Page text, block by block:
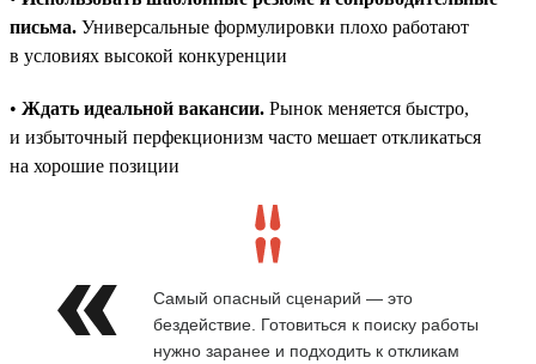
письма. Универсальные формулировки плохо работают
в условиях высокой конкуренции
• Ждать идеальной вакансии. Рынок меняется быстро,
и избыточный перфекционизм часто мешает откликаться
на хорошие позиции
Самый опасный сценарий — это
бездействие. Готовиться к поиску работы
нужно заранее и подходить к откликам